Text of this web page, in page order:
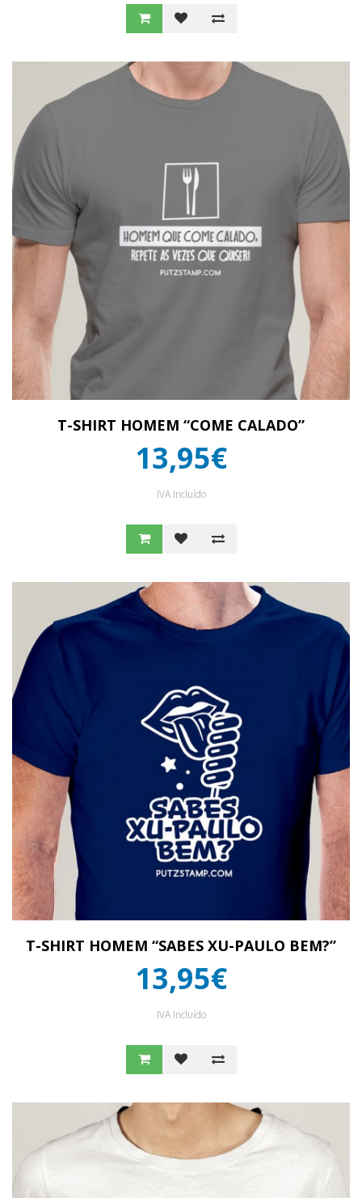
T-SHIRT HOMEM “COME CALADO”
13,95€
IVA Incluído
T-SHIRT HOMEM “SABES XU-PAULO BEM?”
13,95€
IVA Incluído